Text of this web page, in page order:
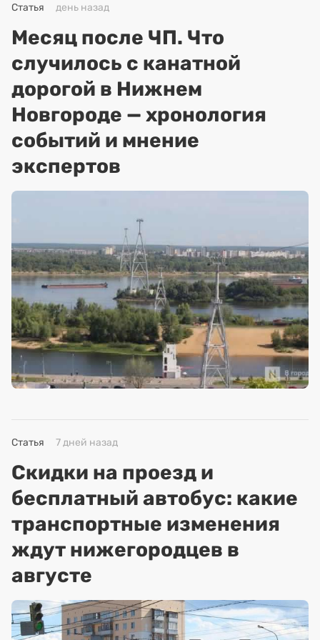
Статья день назад
Месяц после ЧП. Что
случилось с канатной
дорогой в Нижнем
Новгороде — хронология
событий и мнение
экспертов
Статья 7 дней назад
Скидки на проезд и
бесплатный автобус: какие
транспортные изменения
ждут нижегородцев в
августе